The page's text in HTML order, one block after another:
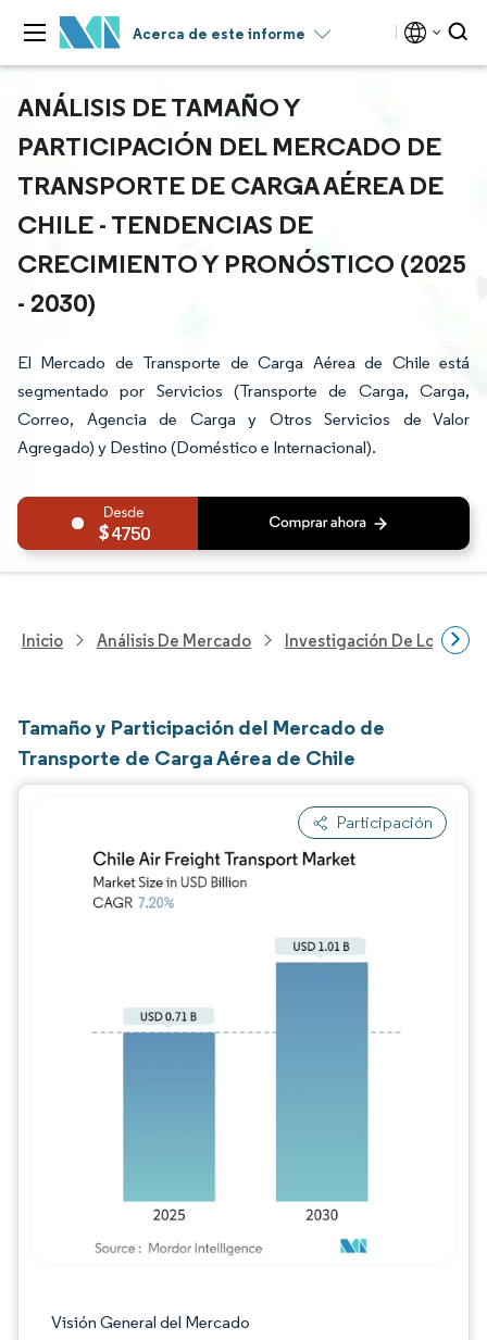
Acerca de este informe
ANÁLISIS DE TAMAÑO Y
PARTICIPACIÓN DEL MERCADO DE
TRANSPORTE DE CARGA AÉREA DE
CHILE - TENDENCIAS DE
CRECIMIENTO Y PRONÓSTICO (2025
- 2030)
El Mercado de Transporte de Carga Aérea de Chile está
segmentado por Servicios (Transporte de Carga, Carga,
Correo, Agencia de Carga y Otros Servicios de Valor
Agregado) y Destino (Doméstico e Internacional).
4750
Inicio Análisis De Mercado Investigación De Logística
Tamaño y Participación del Mercado de
Transporte de Carga Aérea de Chile
Participación
Visión General del Mercado